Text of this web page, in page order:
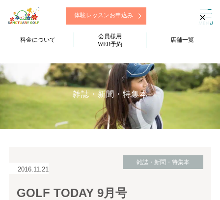
体験レッスンお申込み
料金について
会員様用
WEB予約
店舗一覧
雑誌・新聞・特集本
2016.11.21
雑誌・新聞・特集本
GOLF TODAY 9月号
×